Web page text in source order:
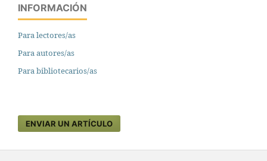
INFORMACIÓN
Para lectores/as
Para autores/as
Para bibliotecarios/as
ENVIAR UN ARTÍCULO